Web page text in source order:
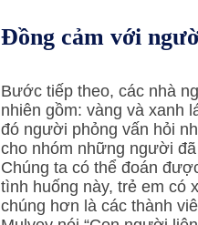
Đồng cảm với
Bước tiếp theo, các nhà
nhiên gồm: vàng và xanh
đó người phỏng vấn hỏi
cho nhóm những người
Chúng ta có thể đoán
tình huống này, trẻ em có
chúng hơn là các thành